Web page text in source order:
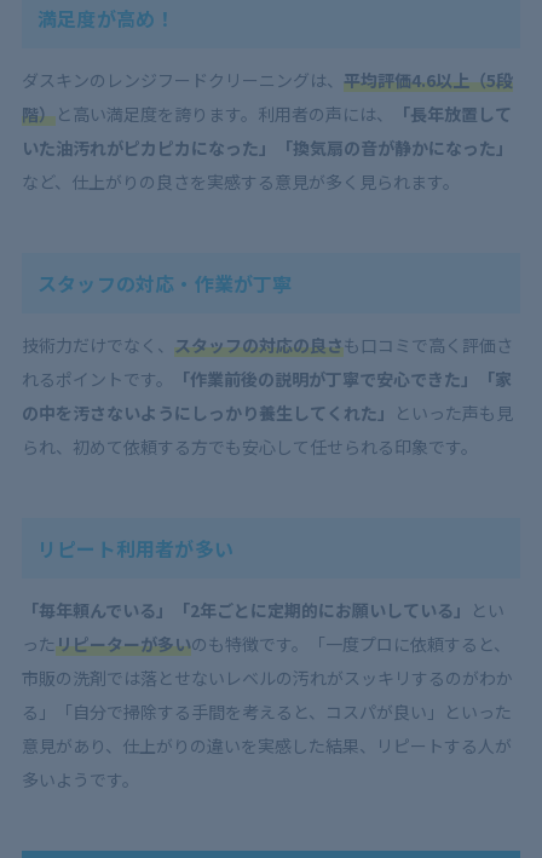
満足度が高め！
ダスキンのレンジフードクリーニングは、 平均評価4.6以上（5段
階）と高い満足度を誇ります。利用者の声には、
「長年放置して
いた油汚れがピカピカになった」「換気扇の音が静かになった」
など、仕上がりの良さを実感する意見が多く見られます。
スタッフの対応・作業が丁寧
技術力だけでなく、 スタッフの対応の良さも口コミで高く評価さ
れるポイントです。
「作業前後の説明が丁寧で安心できた」「家
の中を汚さないようにしっかり養生してくれた」 といった声も見
られ、初めて依頼する方でも安心して任せられる印象です。
リピート利用者が多い
「毎年頼んでいる」「2年ごとに定期的にお願いしている」 とい
ったリピーターが多いのも特徴です。「一度プロに依頼すると、
市販の洗剤では落とせないレベルの汚れがスッキリするのがわか
る」「自分で掃除する手間を考えると、コスパが良い」といった
意見があり、仕上がりの違いを実感した結果、リピートする人が
多いようです。